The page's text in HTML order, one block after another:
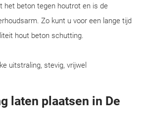
het beton tegen houtrot en is de
Zo kunt u voor een lange tijd
hout beton schutting.
uitstraling, stevig, vrijwel
laten plaatsen in De